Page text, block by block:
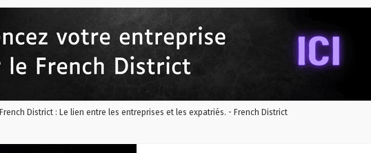
French District : Le lien entre les entreprises et les expatriés. - French District